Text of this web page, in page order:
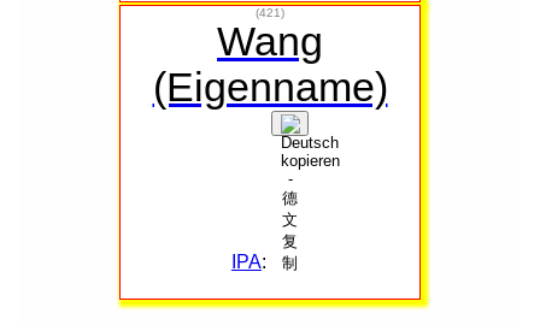
(421)
Wang
(Eigenname)
IPA: